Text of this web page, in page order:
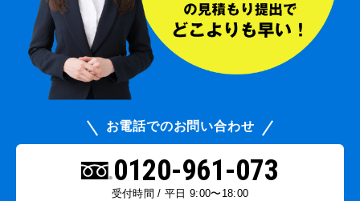
お電話でのお問い合わせ
0120-961-073
受付時間 / 平日 9:00〜18:00